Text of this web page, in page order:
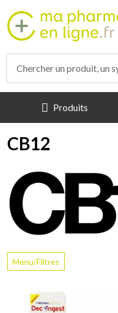
Produits
CB12
Menu/Filtres